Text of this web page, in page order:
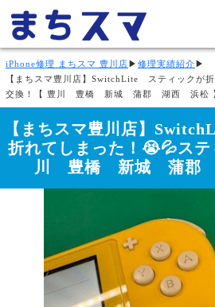
iPhone修理 まちスマ 豊川店 ▶ 修理実績紹介 ▶
【まちスマ豊川店】SwitchLite スティックが
交換！【 豊川 豊橋 新城 蒲郡 湖西 浜松
【まちスマ豊川店】
折れてしまった！😭💦ス
川 豊橋 新城 蒲郡